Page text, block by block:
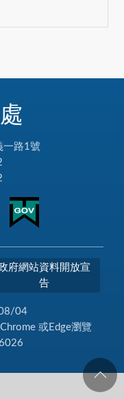
一路1號
府網站資料開放宣
告
04
或Edge瀏覽